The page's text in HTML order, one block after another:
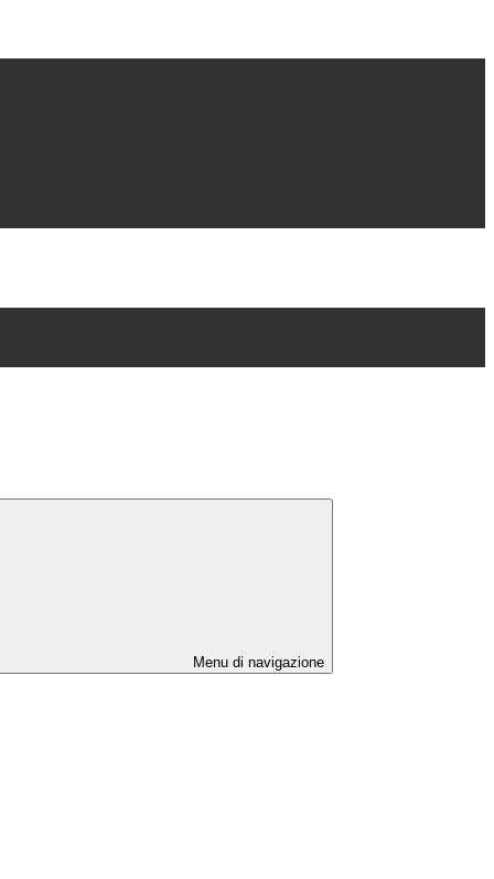
Menu di navigazione